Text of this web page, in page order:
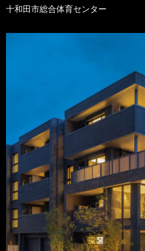
十和田市総合体育センター